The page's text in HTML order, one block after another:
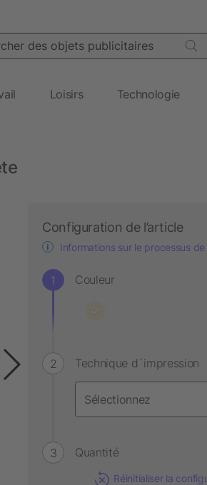
objets publicitaires
Loisirs Technologie
Configuration de l’article
Informations sur le processus
Couleur
Technique d´impression
Quantité
Réinitialiser la